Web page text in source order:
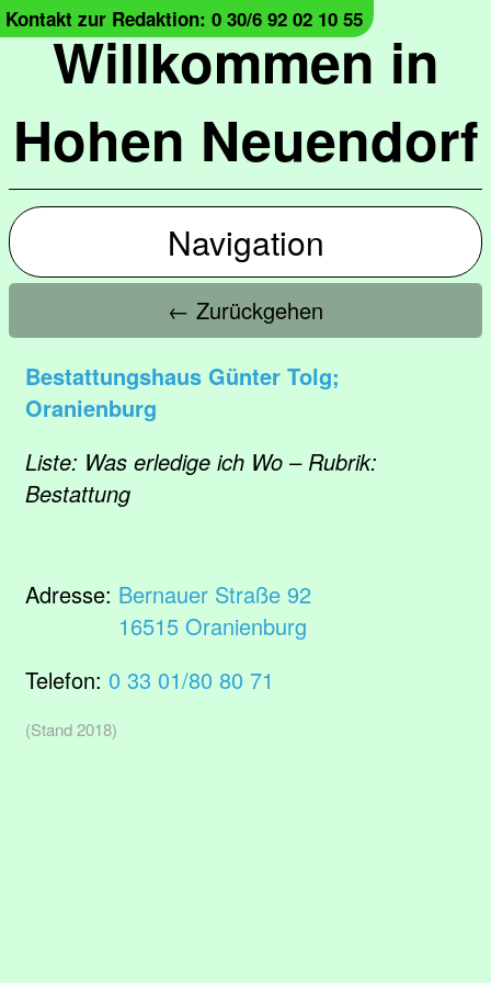
Willkommen in
Hohen Neuendorf
Kontakt zur Redaktion: 0 30/6 92 02 10 55
Navigation
← Zurückgehen
Bestattungshaus Günter Tolg;
Oranienburg
Liste: Was erledige ich Wo – Rubrik:
Bestattung
Adresse: Bernauer Straße 92
16515 Oranienburg
Telefon: 0 33 01/80 80 71
(Stand 2018)